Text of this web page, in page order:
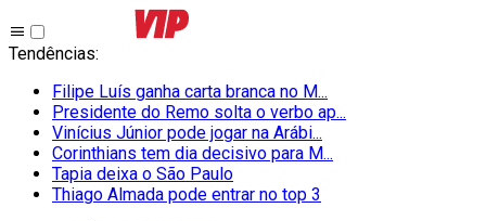
Tendências:
Filipe Luís ganha carta branca no M...
Presidente do Remo solta o verbo ap...
Vinícius Júnior pode jogar na Arábi...
Corinthians tem dia decisivo para M...
Tapia deixa o São Paulo
Thiago Almada pode entrar no top 3